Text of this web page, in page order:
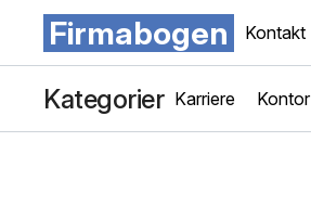
Firmabogen Kontakt
Kategorier Karriere Kontor